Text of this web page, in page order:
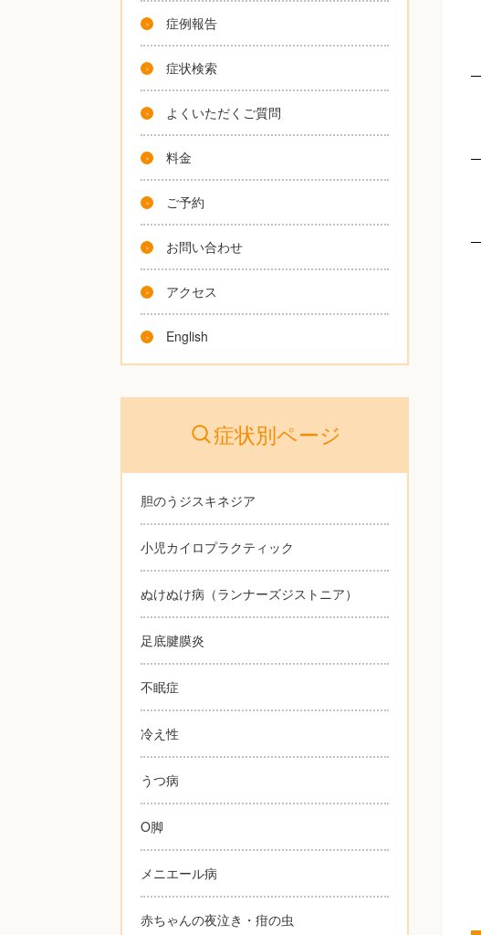
症例報告
症状検索
よくいただくご質問
料金
ご予約
お問い合わせ
アクセス
English
症状別ページ
胆のうジスキネジア
小児カイロプラクティック
ぬけぬけ病（ランナーズジストニア）
足底腱膜炎
不眠症
冷え性
うつ病
O脚
メニエール病
赤ちゃんの夜泣き・疳の虫